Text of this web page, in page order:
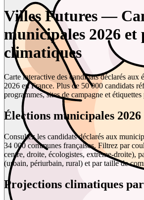
Villes Futures —
municipales 2026 et
climatiques
Carte interactive des candidats déclarés aux
2026 en France. Plus de 50 000 candidats
programmes, sites de campagne et
Élections municipales 2026
Consultez les candidats déclarés aux
34 000 communes françaises. Filtrez par
centre, droite, écologistes, extrême-droite),
(urbain, périurbain, rural) et par taille de
Projections climatiques